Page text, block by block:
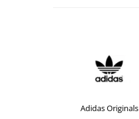
Adidas Originals